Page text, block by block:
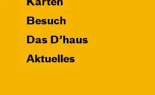
Karten
Besuch
Das D’haus
Aktuelles